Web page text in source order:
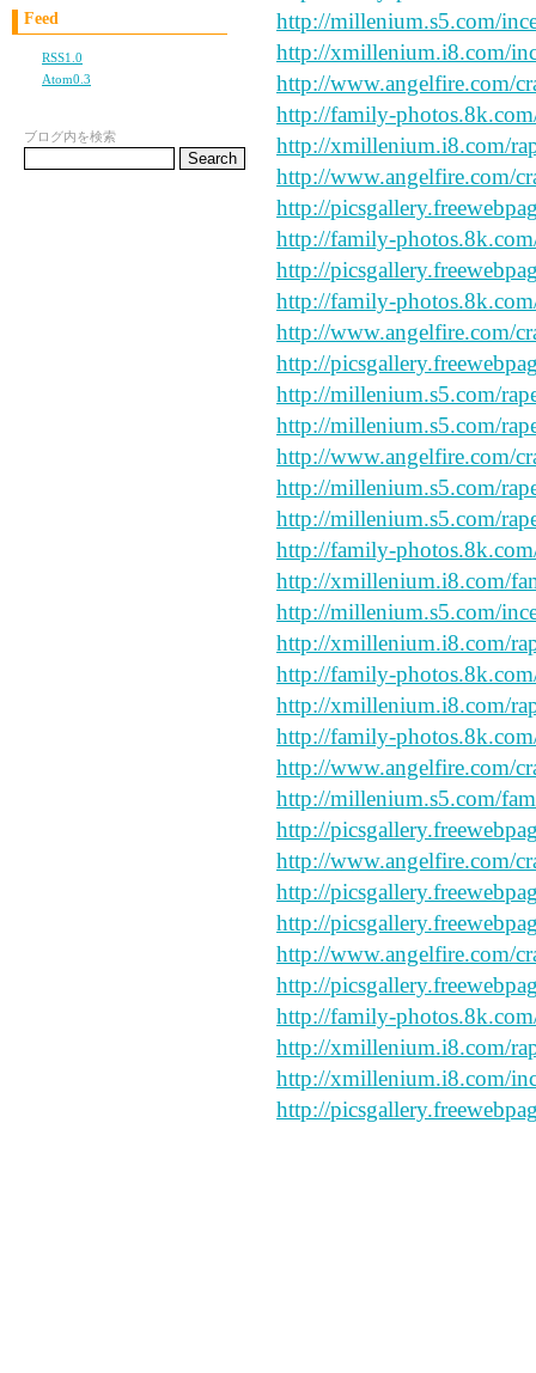
Feed
RSS1.0
Atom0.3
ブログ内を検索
http://millenium.s5.com/
http://xmillenium.i8.com/
http://www.angelfire.com/
http://family-
http://xmillenium.i8.com/
http://www.angelfire.com/
http://
http://family-
http://
http://family-
http://www.angelfire.com/
http://
http://millenium.s5.com/
http://millenium.s5.com/
http://www.angelfire.com/
http://millenium.s5.com/
http://millenium.s5.com/
http://family-
http://xmillenium.i8.com/
http://millenium.s5.com/
http://xmillenium.i8.com/
http://family-
http://xmillenium.i8.com/
http://family-
http://www.angelfire.com/
http://millenium.s5.com/
http://
http://www.angelfire.com/
http://
http://
http://www.angelfire.com/
http://
http://family-
http://xmillenium.i8.com/
http://xmillenium.i8.com/
http://